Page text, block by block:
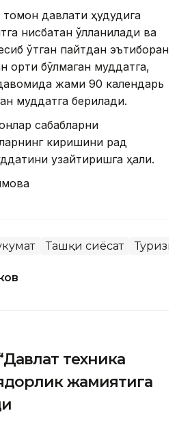
давлати ҳудудига
нисбатан қўлланилади ва
ўтган пайтдан эътиборан
ортиқ бўлмаган муддатга,
жами 90 календарь
муддатга берилади.
сабабларни
киришини рад
узайтиришга ҳақли.
Ташқи сиёсат Туризм
техника
жамиятига